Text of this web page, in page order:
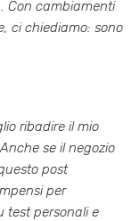
Con cambiamenti
ci chiediamo: sono
ribadire il mio
se il negozio
post
per
test personali e